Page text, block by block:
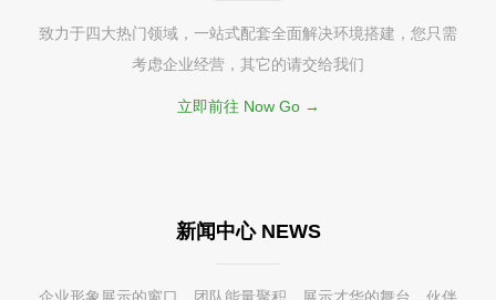
致力于四大热门领域，一站式配套全面解决环境搭建，您只需
考虑企业经营，其它的请交给我们
立即前往 Now Go →
新闻中心 NEWS